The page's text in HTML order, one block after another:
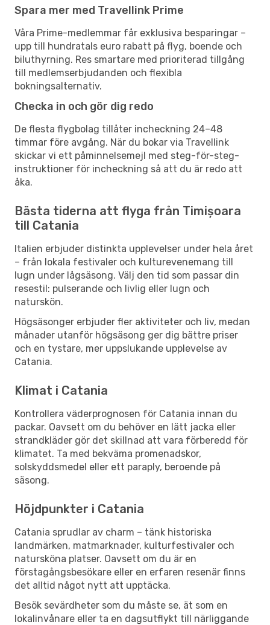
Spara mer med Travellink Prime
Våra Prime-medlemmar får exklusiva besparingar –
upp till hundratals euro rabatt på flyg, boende och
biluthyrning. Res smartare med prioriterad tillgång
till medlemserbjudanden och flexibla
bokningsalternativ.
Checka in och gör dig redo
De flesta flygbolag tillåter incheckning 24–48
timmar före avgång. När du bokar via Travellink
skickar vi ett påminnelsemejl med steg-för-steg-
instruktioner för incheckning så att du är redo att
åka.
Bästa tiderna att flyga från Timișoara
till Catania
Italien erbjuder distinkta upplevelser under hela året
– från lokala festivaler och kulturevenemang till
lugn under lågsäsong. Välj den tid som passar din
resestil: pulserande och livlig eller lugn och
naturskön.
Högsäsonger erbjuder fler aktiviteter och liv, medan
månader utanför högsäsong ger dig bättre priser
och en tystare, mer uppslukande upplevelse av
Catania.
Klimat i Catania
Kontrollera väderprognosen för Catania innan du
packar. Oavsett om du behöver en lätt jacka eller
strandkläder gör det skillnad att vara förberedd för
klimatet. Ta med bekväma promenadskor,
solskyddsmedel eller ett paraply, beroende på
säsong.
Höjdpunkter i Catania
Catania sprudlar av charm – tänk historiska
landmärken, matmarknader, kulturfestivaler och
natursköna platser. Oavsett om du är en
förstagångsbesökare eller en erfaren resenär finns
det alltid något nytt att upptäcka.
Besök sevärdheter som du måste se, ät som en
lokalinvånare eller ta en dagsutflykt till närliggande